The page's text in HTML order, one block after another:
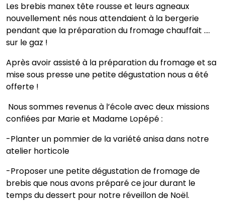
Les brebis manex tête rousse et leurs agneaux
nouvellement nés nous attendaient à la bergerie
pendant que la préparation du fromage chauffait ….
sur le gaz !
Après avoir assisté à la préparation du fromage et sa
mise sous presse une petite dégustation nous a été
offerte !
Nous sommes revenus à l’école avec deux missions
confiées par Marie et Madame Lopépé :
-Planter un pommier de la variété anisa dans notre
atelier horticole
-Proposer une petite dégustation de fromage de
brebis que nous avons préparé ce jour durant le
temps du dessert pour notre réveillon de Noël.